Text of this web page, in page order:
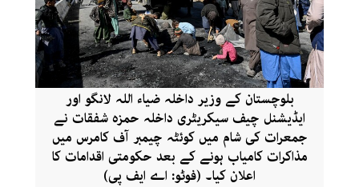
بلوچستان کے وزیر داخلہ ضیاء اللہ لانگو اور
ایڈیشنل چیف سیکریٹری داخلہ حمزہ شفقات نے
جمعرات کی شام میں کوئٹہ چیمبر آف کامرس میں
مذاکرات کامیاب ہونے کے بعد حکومتی اقدامات کا
اعلان کیا۔ (فوٹو: اے ایف پی)